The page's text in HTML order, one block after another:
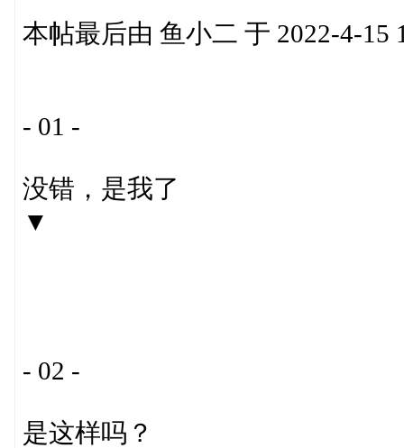
本帖最后由 鱼小二 于 2022-4-15
- 01 -
没错，是我了
▼
- 02 -
是这样吗？